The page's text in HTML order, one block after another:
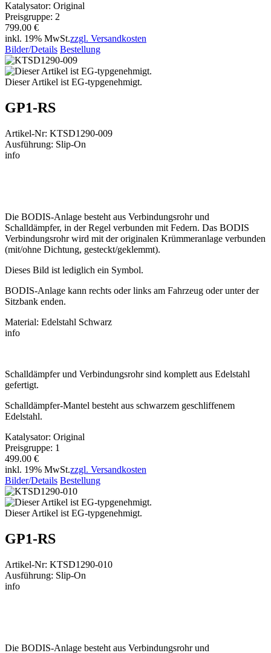
Katalysator: Original
Preisgruppe: 2
799.00 €
inkl. 19% MwSt.zzgl. Versandkosten
Bilder/Details Bestellung
Dieser Artikel ist EG-typgenehmigt.
GP1-RS
Artikel-Nr: KTSD1290-009
Ausführung: Slip-On
info
Die BODIS-Anlage besteht aus Verbindungsrohr und
Schalldämpfer, in der Regel verbunden mit Federn. Das BODIS
Verbindungsrohr wird mit der originalen Krümmeranlage verbunden
(mit/ohne Dichtung, gesteckt/geklemmt).
Dieses Bild ist lediglich ein Symbol.
BODIS-Anlage kann rechts oder links am Fahrzeug oder unter der
Sitzbank enden.
Material: Edelstahl Schwarz
info
Schalldämpfer und Verbindungsrohr sind komplett aus Edelstahl
gefertigt.
Schalldämpfer-Mantel besteht aus schwarzem geschliffenem
Edelstahl.
Katalysator: Original
Preisgruppe: 1
499.00 €
inkl. 19% MwSt.zzgl. Versandkosten
Bilder/Details Bestellung
Dieser Artikel ist EG-typgenehmigt.
GP1-RS
Artikel-Nr: KTSD1290-010
Ausführung: Slip-On
info
Die BODIS-Anlage besteht aus Verbindungsrohr und